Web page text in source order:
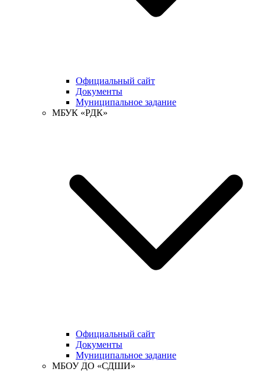
Официальный сайт
Документы
Муниципальное задание
МБУК «РДК»
Официальный сайт
Документы
Муниципальное задание
МБОУ ДО «СДШИ»